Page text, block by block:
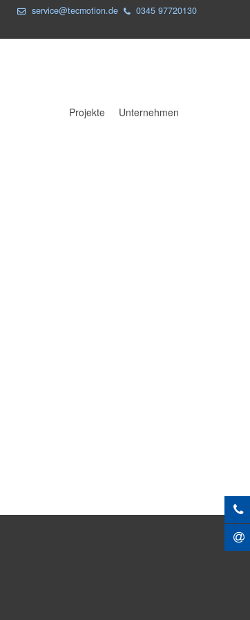
0345 97720130
service@tecmotion.de
Projekte Unternehmen